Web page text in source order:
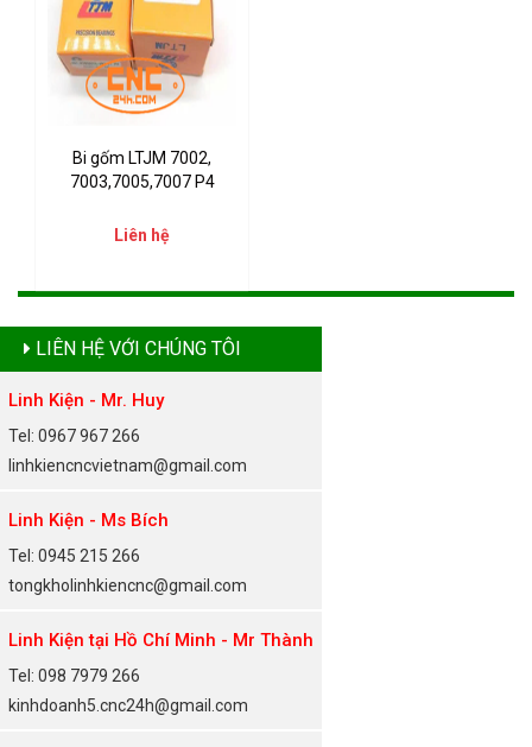
Bi gốm LTJM 7002,
7003,7005,7007 P4
Liên hệ
LIÊN HỆ VỚI CHÚNG TÔI
Linh Kiện - Mr. Huy
Tel: 0967 967 266
linhkiencncvietnam@gmail.com
Linh Kiện - Ms Bích
Tel: 0945 215 266
tongkholinhkiencnc@gmail.com
Linh Kiện tại Hồ Chí Minh - Mr Thành
Tel: 098 7979 266
kinhdoanh5.cnc24h@gmail.com